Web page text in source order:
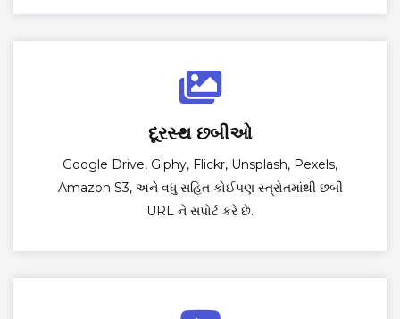
દૂરસ્થ છબીઓ
Google Drive, Giphy, Flickr, Unsplash, Pexels,
Amazon S3, અને વધુ સહિત કોઈપણ સ્ત્રોતમાંથી છબી
URL ને સપોર્ટ કરે છે.